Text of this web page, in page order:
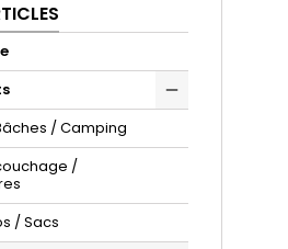
/ Camping
/
/ Sacs